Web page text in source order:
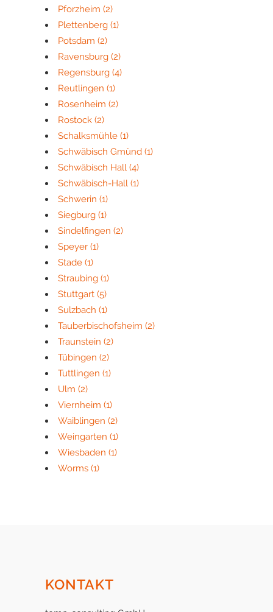
Pforzheim (2)
Plettenberg (1)
Potsdam (2)
Ravensburg (2)
Regensburg (4)
Reutlingen (1)
Rosenheim (2)
Rostock (2)
Schalksmühle (1)
Schwäbisch Gmünd (1)
Schwäbisch Hall (4)
Schwäbisch-Hall (1)
Schwerin (1)
Siegburg (1)
Sindelfingen (2)
Speyer (1)
Stade (1)
Straubing (1)
Stuttgart (5)
Sulzbach (1)
Tauberbischofsheim (2)
Traunstein (2)
Tübingen (2)
Tuttlingen (1)
Ulm (2)
Viernheim (1)
Waiblingen (2)
Weingarten (1)
Wiesbaden (1)
Worms (1)
KONTAKT